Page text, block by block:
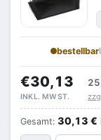
bestellbar
€30,13
INKL. MWST.
Gesamt: 30,13 €